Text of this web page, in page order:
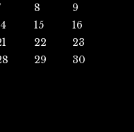
8
9
15
16
22
23
29
30